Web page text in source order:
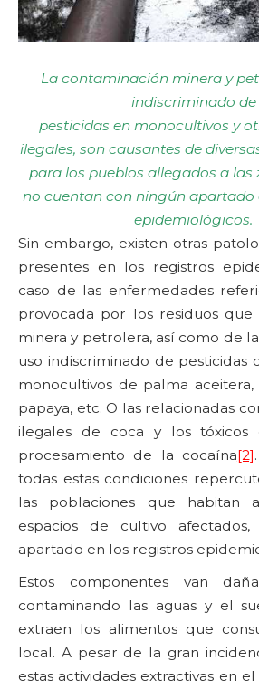
La contaminación minera y
indiscriminado de
pesticidas en monocultivos y
ilegales, son causantes de
para los pueblos allegados a las
no cuentan con ningún apartado
epidemiológicos.
Sin embargo, existen otras
presentes en los registros
caso de las enfermedades
provocada por los residuos que
minera y petrolera, así como de
uso indiscriminado de pesticidas
monocultivos de palma aceitera,
papaya, etc. O las relacionadas
ilegales de coca y los tóxicos
procesamiento de la cocaína[2]
todas estas condiciones
las poblaciones que habitan
espacios de cultivo
apartado en los registros
Estos componentes van
contaminando las aguas y el
extraen los alimentos que
local. A pesar de la gran
estas actividades extractivas en